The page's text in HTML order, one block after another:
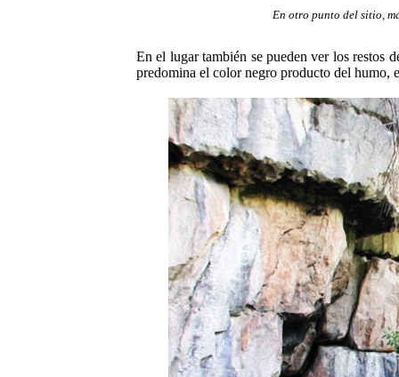
En otro punto del sitio,
En el lugar también se pueden ver los restos
predomina el color negro producto del humo,